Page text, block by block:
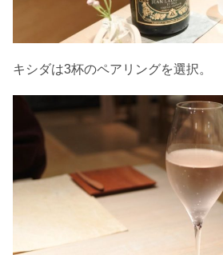
キシダは3杯のペアリングを選択。